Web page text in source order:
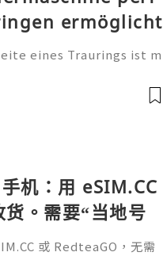
ermöglicht
eines Traurings ist m
Namen, einen beso
机：用 eSIM.CC
。需要“当地号
卖、客户联
或 RedteaGO，无需